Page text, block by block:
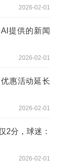
2026-02-01
提供的新闻
2026-02-01
惠活动延长
2026-02-01
2分，球迷：
2026-02-01